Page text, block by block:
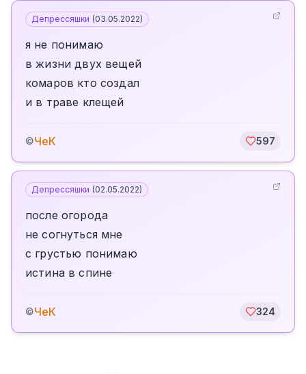
Депрессяшки (03.05.2022)
я не понимаю
в жизни двух вещей
комаров кто создал
и в траве клещей
©ЧеК 597
Депрессяшки (02.05.2022)
после огорода
не согнуться мне
с грустью понимаю
истина в спине
©ЧеК 324